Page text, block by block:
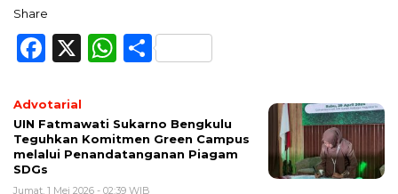
Share
Facebook
X WhatsApp
Share
Advotarial
UIN Fatmawati Sukarno Bengkulu
Teguhkan Komitmen Green Campus
melalui Penandatanganan Piagam
SDGs
Jumat, 1 Mei 2026 - 02:39 WIB